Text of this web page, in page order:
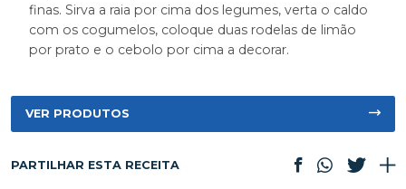
finas. Sirva a raia por cima dos legumes, verta o caldo
com os cogumelos, coloque duas rodelas de limão
por prato e o cebolo por cima a decorar.
VER PRODUTOS
PARTILHAR ESTA RECEITA